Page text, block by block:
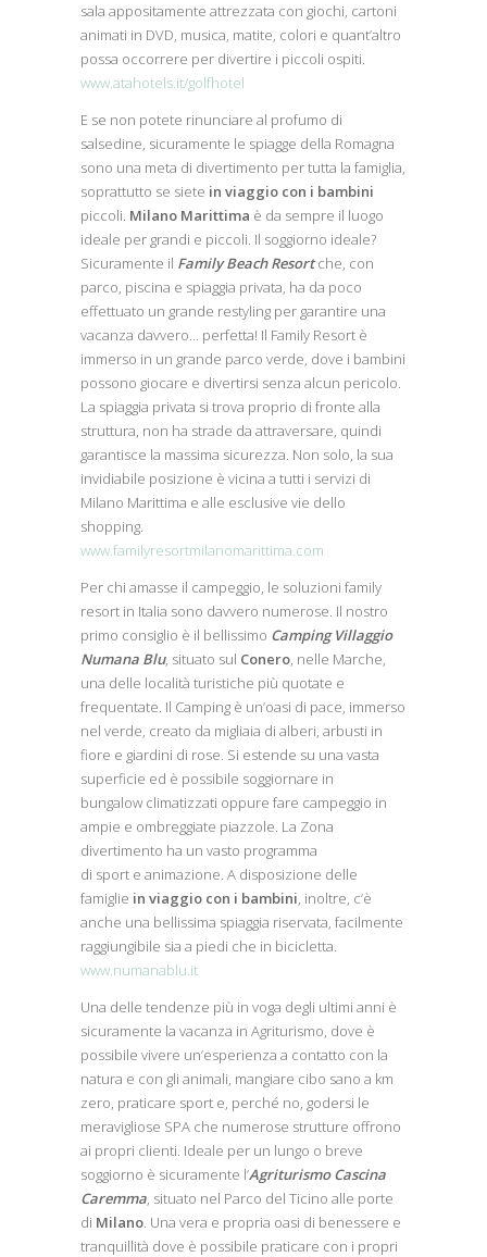
sala appositamente attrezzata con giochi, cartoni
animati in DVD, musica, matite, colori e quant’altro
possa occorrere per divertire i piccoli ospiti.
www.atahotels.it/golfhotel
E se non potete rinunciare al profumo di
salsedine, sicuramente le spiagge della Romagna
sono una meta di divertimento per tutta la famiglia,
soprattutto se siete in viaggio con i bambini
piccoli. Milano Marittima è da sempre il luogo
ideale per grandi e piccoli. Il soggiorno ideale?
Sicuramente il Family Beach Resortche, con
parco, piscina e spiaggia privata, ha da poco
effettuato un grande restyling per garantire una
vacanza davvero… perfetta! Il Family Resort è
immerso in un grande parco verde, dove i bambini
possono giocare e divertirsi senza alcun pericolo.
La spiaggia privata si trova proprio di fronte alla
struttura, non ha strade da attraversare, quindi
garantisce la massima sicurezza. Non solo, la sua
invidiabile posizione è vicina a tutti i servizi di
Milano Marittima e alle esclusive vie dello
shopping.
www.familyresortmilanomarittima.com
Per chi amasse il campeggio, le soluzioni family
resort in Italia sono davvero numerose. Il nostro
primo consiglio è il bellissimo Camping Villaggio
Numana Blu, situato sul Conero, nelle Marche,
una delle località turistiche più quotate e
frequentate. Il Camping è un’oasi di pace, immerso
nel verde, creato da migliaia di alberi, arbusti in
fiore e giardini di rose. Si estende su una vasta
superficie ed è possibile soggiornare in
bungalow climatizzati oppure fare campeggio in
ampie e ombreggiate piazzole. La Zona
divertimento ha un vasto programma
di sport e animazione. A disposizione delle
famiglie in viaggio con i bambini, inoltre, c’è
anche una bellissima spiaggia riservata, facilmente
raggiungibile sia a piedi che in bicicletta.
www.numanablu.it
Una delle tendenze più in voga degli ultimi anni è
sicuramente la vacanza in Agriturismo, dove è
possibile vivere un’esperienza a contatto con la
natura e con gli animali, mangiare cibo sano a km
zero, praticare sport e, perché no, godersi le
meravigliose SPA che numerose strutture offrono
ai propri clienti. Ideale per un lungo o breve
soggiorno è sicuramente l’Agriturismo Cascina
Caremma, situato nel Parco del Ticino alle porte
di Milano. Una vera e propria oasi di benessere e
tranquillità dove è possibile praticare con i propri